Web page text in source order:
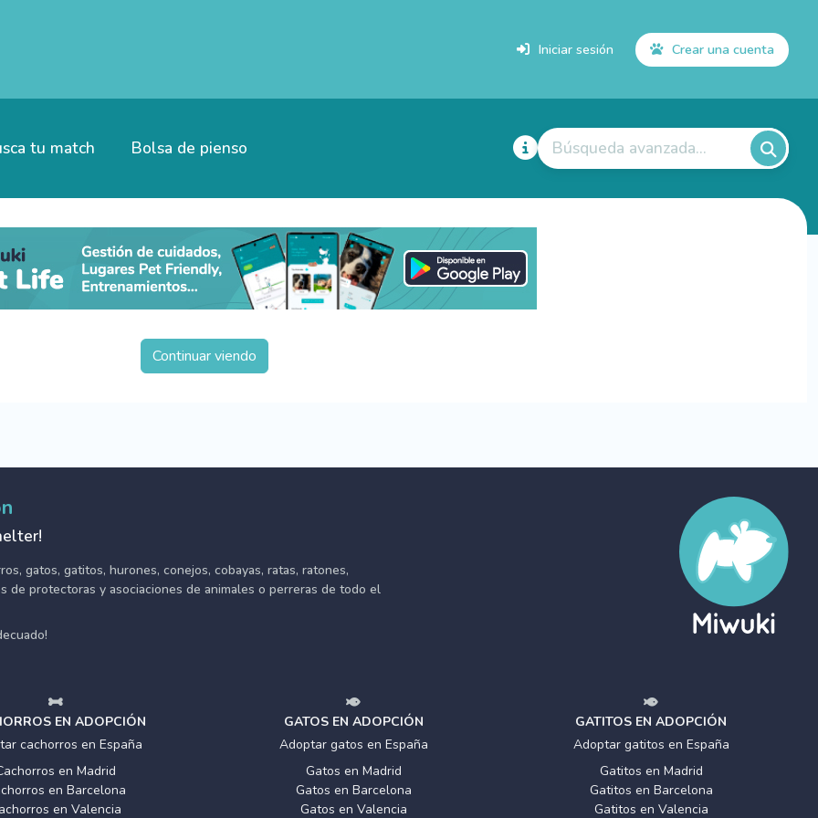
Iniciar sesión Crear una cuenta
tu match Bolsa de pienso Búsqueda avanzada...
Continuar viendo
gatos, gatitos, hurones, conejos, cobayas, ratas, ratones,
de protectoras y asociaciones de animales o perreras de todo el
EN ADOPCIÓN
cachorros en España
en Madrid
en Barcelona
en Valencia
GATOS EN ADOPCIÓN
Adoptar gatos en España
Gatos en Madrid
Gatos en Barcelona
Gatos en Valencia
GATITOS EN ADOPCIÓN
Adoptar gatitos en España
Gatitos en Madrid
Gatitos en Barcelona
Gatitos en Valencia